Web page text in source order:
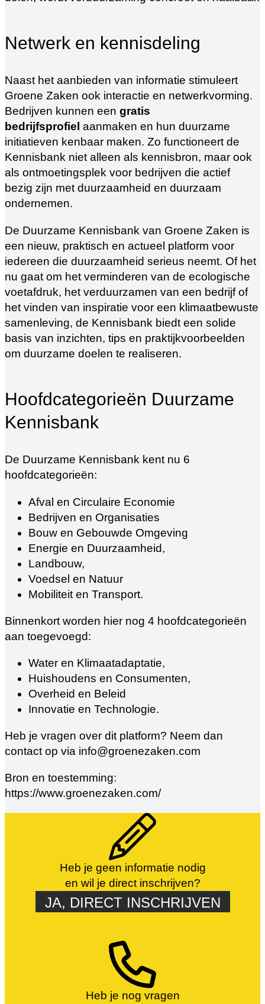
Netwerk en kennisdeling
Naast het aanbieden van informatie stimuleert
Groene Zaken ook interactie en netwerkvorming.
Bedrijven kunnen een gratis
bedrijfsprofiel aanmaken en hun duurzame
initiatieven kenbaar maken. Zo functioneert de
Kennisbank niet alleen als kennisbron, maar ook
als ontmoetingsplek voor bedrijven die actief
bezig zijn met duurzaamheid en duurzaam
ondernemen.
De Duurzame Kennisbank van Groene Zaken is
een nieuw, praktisch en actueel platform voor
iedereen die duurzaamheid serieus neemt. Of het
nu gaat om het verminderen van de ecologische
voetafdruk, het verduurzamen van een bedrijf of
het vinden van inspiratie voor een klimaatbewuste
samenleving, de Kennisbank biedt een solide
basis van inzichten, tips en praktijkvoorbeelden
om duurzame doelen te realiseren.
Hoofdcategorieën Duurzame
Kennisbank
De Duurzame Kennisbank kent nu 6
hoofdcategorieën:
Afval en Circulaire Economie
Bedrijven en Organisaties
Bouw en Gebouwde Omgeving
Energie en Duurzaamheid,
Landbouw,
Voedsel en Natuur
Mobiliteit en Transport.
Binnenkort worden hier nog 4 hoofdcategorieën
aan toegevoegd:
Water en Klimaatadaptatie,
Huishoudens en Consumenten,
Overheid en Beleid
Innovatie en Technologie.
Heb je vragen over dit platform? Neem dan
contact op via info@groenezaken.com
Bron en toestemming:
https://www.groenezaken.com/
Heb je geen informatie nodig
en wil je direct inschrijven?
JA, DIRECT INSCHRIJVEN
Heb je nog vragen